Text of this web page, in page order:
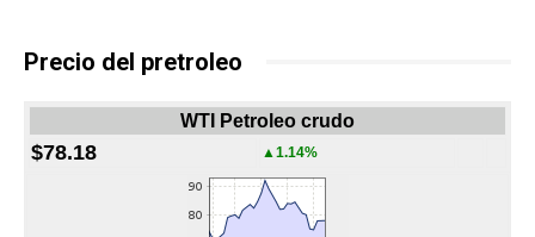
Precio del pretroleo
WTI Petroleo crudo
$78.18 ▲1.14%